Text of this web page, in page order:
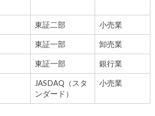
東証二部 小売業
東証一部 卸売業
東証一部 銀行業
JASDAQ（スタ
ンダード）
小売業